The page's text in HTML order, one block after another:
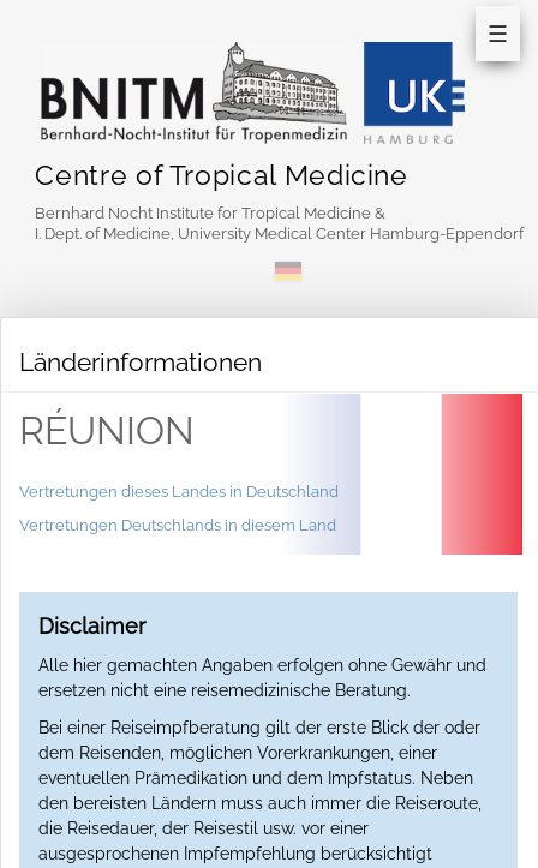
Centre of Tropical Medicine
Bernhard Nocht Institute for Tropical Medicine &
I. Dept. of Medicine, University Medical Center Hamburg-Eppendorf
☰
Länderinformationen
RÉUNION
Vertretungen dieses Landes in Deutschland
Vertretungen Deutschlands in diesem Land
Disclaimer
Alle hier gemachten Angaben erfolgen ohne Gewähr und
ersetzen nicht eine reisemedizinische Beratung.
Bei einer Reiseimpfberatung gilt der erste Blick der oder
dem Reisenden, möglichen Vorerkrankungen, einer
eventuellen Prämedikation und dem Impfstatus. Neben
den bereisten Ländern muss auch immer die Reiseroute,
die Reisedauer, der Reisestil usw. vor einer
ausgesprochenen Impfempfehlung berücksichtigt